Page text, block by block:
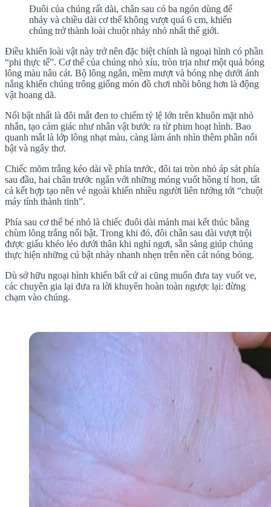
Đuôi của chúng rất dài, chân sau có ba ngón dùng để
nhảy và chiều dài cơ thể không vượt quá 6 cm, khiến
chúng trở thành loài chuột nhảy nhỏ nhất thế giới.
Điều khiến loài vật này trở nên đặc biệt chính là ngoại hình có phần
“phi thực tế”. Cơ thể của chúng nhỏ xíu, tròn trịa như một quả bóng
lông màu nâu cát. Bộ lông ngắn, mềm mượt và bóng nhẹ dưới ánh
nắng khiến chúng trông giống món đồ chơi nhồi bông hơn là động
vật hoang dã.
Nổi bật nhất là đôi mắt đen to chiếm tỷ lệ lớn trên khuôn mặt nhỏ
nhắn, tạo cảm giác như nhân vật bước ra từ phim hoạt hình. Bao
quanh mắt là lớp lông nhạt màu, càng làm ánh nhìn thêm phần nổi
bật và ngây thơ.
Chiếc mõm trắng kéo dài về phía trước, đôi tai tròn nhỏ áp sát phía
sau đầu, hai chân trước ngắn với những móng vuốt hồng tí hon, tất
cả kết hợp tạo nên vẻ ngoài khiến nhiều người liên tưởng tới “chuột
máy tính thành tinh”.
Phía sau cơ thể bé nhỏ là chiếc đuôi dài mảnh mai kết thúc bằng
chùm lông trắng nổi bật. Trong khi đó, đôi chân sau dài vượt trội
được giấu khéo léo dưới thân khi nghỉ ngơi, sẵn sàng giúp chúng
thực hiện những cú bật nhảy nhanh nhẹn trên nền cát nóng bỏng.
Dù sở hữu ngoại hình khiến bất cứ ai cũng muốn đưa tay vuốt ve,
các chuyên gia lại đưa ra lời khuyên hoàn toàn ngược lại: đừng
chạm vào chúng.